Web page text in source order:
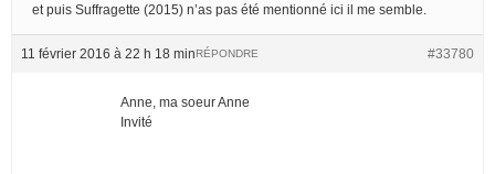
et puis Suffragette (2015) n’as pas été mentionné ici il me semble.
11 février 2016 à 22 h 18 min #33780
RÉPONDRE
Anne, ma soeur Anne
Invité